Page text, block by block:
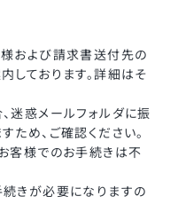
および請求書送付先の
しております。詳細はそ
迷惑メールフォルダに振
ため、ご確認ください。
客様でのお手続きは不
きが必要になりますの